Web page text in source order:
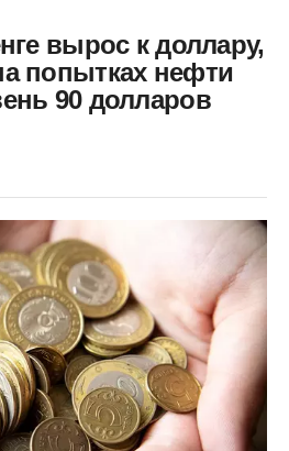
вырос к доллару,
попытках нефти
90 долларов